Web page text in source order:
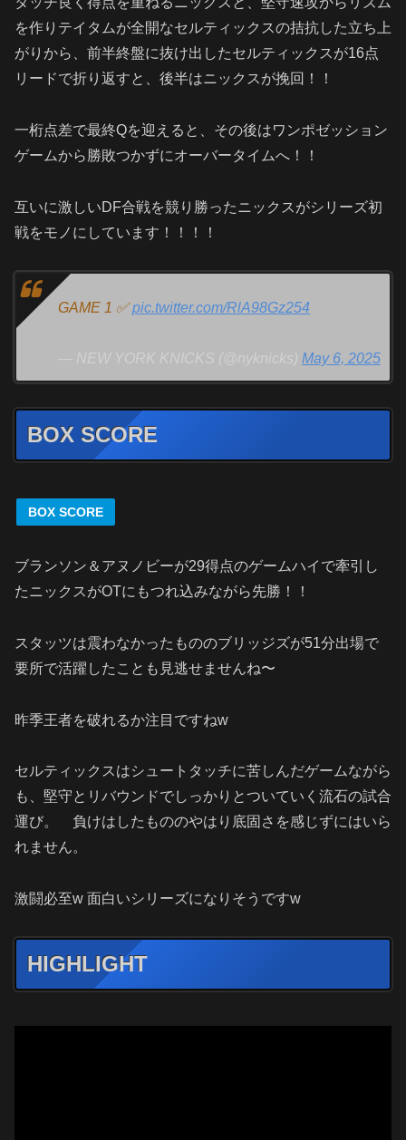
を作りテイタムが全開なセルティックスの拮抗した立ち上
がりから、前半終盤に抜け出したセルティックスが16点
リードで折り返すと、後半はニックスが挽回！！
一桁点差で最終Qを迎えると、その後はワンポゼッション
ゲームから勝敗つかずにオーバータイムへ！！
互いに激しいDF合戦を競り勝ったニックスがシリーズ初
戦をモノにしています！！！！
GAME 1 ✅pic.twitter.com/RlA98Gz254
— NEW YORK KNICKS (@nyknicks) May 6, 2025
BOX SCORE
BOX SCORE
ブランソン＆アヌノビーが29得点のゲームハイで牽引し
たニックスがOTにもつれ込みながら先勝！！
スタッツは震わなかったもののブリッジズが51分出場で
要所で活躍したことも見逃せませんね〜
昨季王者を破れるか注目ですねw
セルティックスはシュートタッチに苦しんだゲームながら
も、堅守とリバウンドでしっかりとついていく流石の試合
運び。 負けはしたもののやはり底固さを感じずにはいら
れません。
激闘必至w 面白いシリーズになりそうですw
HIGHLIGHT